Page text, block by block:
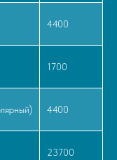
4400
1700
4400
23700